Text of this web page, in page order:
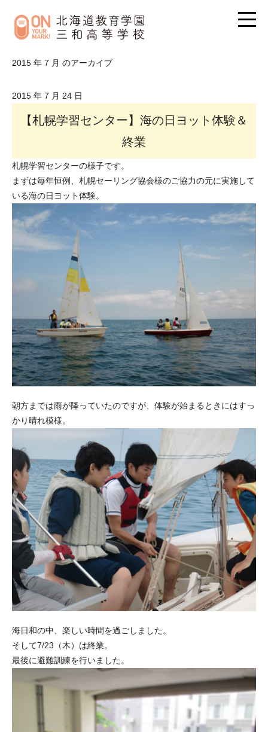
2015 年 7 月 のアーカイブ
2015 年 7 月 24 日
【札幌学習センター】海の日ヨット体験＆
終業
札幌学習センターの様子です。
まずは毎年恒例、札幌セーリング協会様のご協力の元に実施して
いる海の日ヨット体験。
朝方までは雨が降っていたのですが、体験が始まるときにはすっ
かり晴れ模様。
海日和の中、楽しい時間を過ごしました。
そして7/23（木）は終業。
最後に避難訓練を行いました。